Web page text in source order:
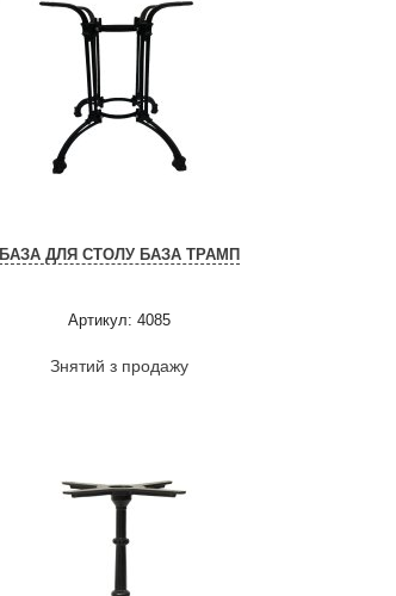
БАЗА ДЛЯ СТОЛУ БАЗА ТРАМП
Артикул: 4085
Знятий з продажу